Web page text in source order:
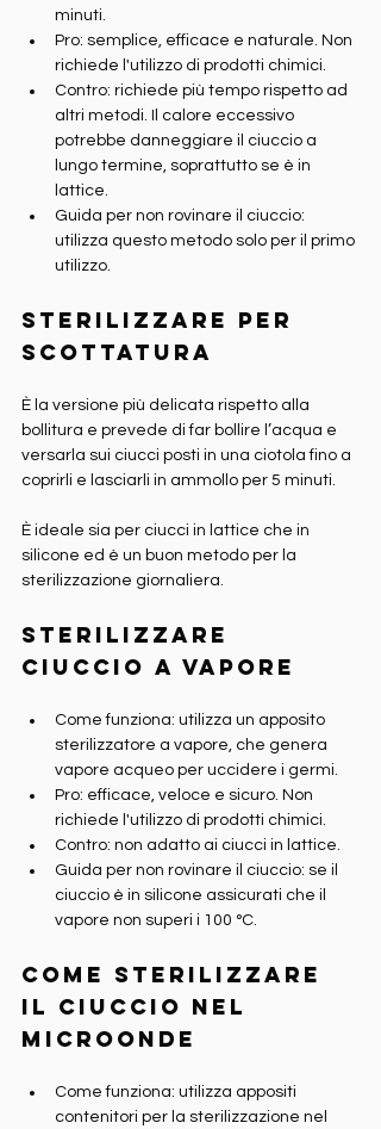
minuti.
Pro: semplice, efficace e naturale. Non
richiede l'utilizzo di prodotti chimici.
Contro: richiede più tempo rispetto ad
altri metodi. Il calore eccessivo
potrebbe danneggiare il ciuccio a
lungo termine, soprattutto se è in
lattice.
Guida per non rovinare il ciuccio:
utilizza questo metodo solo per il primo
utilizzo.
Sterilizzare per
scottatura
È la versione più delicata rispetto alla
bollitura e prevede di far bollire l’acqua e
versarla sui ciucci posti in una ciotola fino a
coprirli e lasciarli in ammollo per 5 minuti.
È ideale sia per ciucci in lattice che in
silicone ed è un buon metodo per la
sterilizzazione giornaliera.
Sterilizzare
ciuccio a vapore
Come funziona: utilizza un apposito
sterilizzatore a vapore, che genera
vapore acqueo per uccidere i germi.
Pro: efficace, veloce e sicuro. Non
richiede l'utilizzo di prodotti chimici.
Contro: non adatto ai ciucci in lattice.
Guida per non rovinare il ciuccio: se il
ciuccio è in silicone assicurati che il
vapore non superi i 100 °C.
Come sterilizzare
il ciuccio nel
microonde
Come funziona: utilizza appositi
contenitori per la sterilizzazione nel